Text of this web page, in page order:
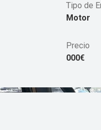
Tipo de
Motor
Precio
000€